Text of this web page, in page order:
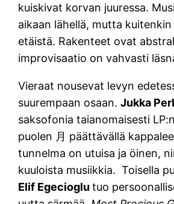
kuiskivat korvan juuressa.
aikaan lähellä, mutta
etäistä. Rakenteet ovat
improvisaatio on vahvasti
Vieraat nousevat levyn
suurempaan osaan.Jukka
saksofonia taianomaisesti
puolen 月 päättävällä
tunnelma on utuisa ja öinen,
kuuloista musiikkia. Toisella
Elif Egecioglutuo